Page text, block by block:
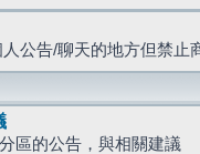
公告/聊天的地方但禁止
區的公告，與相關建議